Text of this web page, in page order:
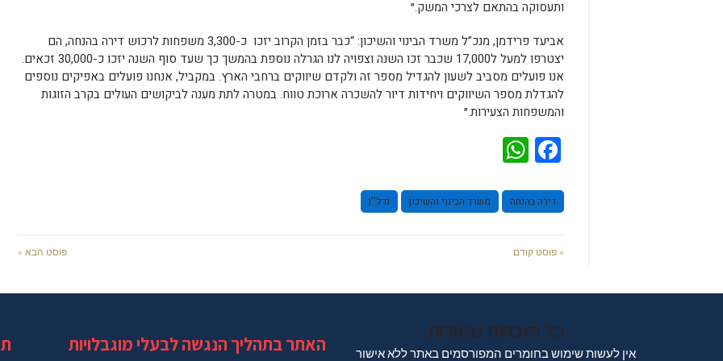
ותעסוקה בהתאם לצרכי המשק.״
אביעד פרידמן, מנכ”ל משרד הבינוי והשיכון:
“כבר בזמן הקרוב יזכו כ-3,300 משפחות לרכוש דירה בהנחה, הם
יצטרפו למעל ל17,000 שכבר זכו השנה וצפויה לנו הגרלה נוספת בהמשך כך שעד סוף השנה יזכו כ-30,000 זכאים.
אנו פועלים מסביב לשעון להגדיל מספר זה ולקדם שיווקים ברחבי הארץ. במקביל, אנחנו פועלים באפיקים נוספים
להגדלת מספר השיווקים ויחידות דיור להשכרה ארוכת טווח. במטרה לתת מענה לביקושים העולים בקרב הזוגות
והמשפחות הצעירות.״
Facebook
דירה בהנחה משרד הבינוי והשיכון נדל''ן
« פוסט קודם פוסט הבא »
כל הזכויות שמורות
אין לעשות שימוש בחומרים המפורסמים באתר ללא אישור האתר בתהליך הנגשה לבעלי מוגבלויות